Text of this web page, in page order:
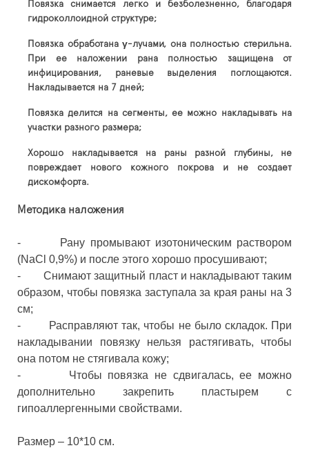
Повязка снимается легко и безболезненно, благодаря
гидроколлоидной структуре;
Повязка обработана γ-лучами, она полностью стерильна.
При ее наложении рана полностью защищена от
инфицирования, раневые выделения поглощаются.
Накладывается на 7 дней;
Повязка делится на сегменты, ее можно накладывать на
участки разного размера;
Хорошо накладывается на раны разной глубины, не
повреждает нового кожного покрова и не создает
дискомфорта.
Методика наложения
- Рану промывают изотоническим раствором
(NaCl 0,9%) и после этого хорошо просушивают;
- Снимают защитный пласт и накладывают таким
образом, чтобы повязка заступала за края раны на 3
см;
- Расправляют так, чтобы не было складок. При
накладывании повязку нельзя растягивать, чтобы
она потом не стягивала кожу;
- Чтобы повязка не сдвигалась, ее можно
дополнительно закрепить пластырем с
гипоаллергенными свойствами.
Размер – 10*10 см.